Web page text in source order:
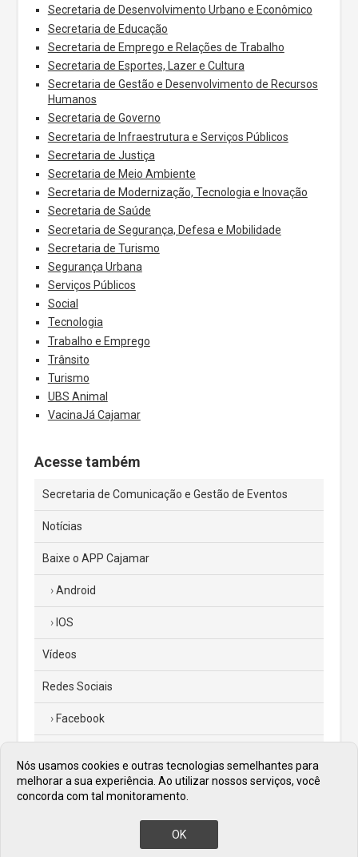
Secretaria de Desenvolvimento Urbano e Econômico
Secretaria de Educação
Secretaria de Emprego e Relações de Trabalho
Secretaria de Esportes, Lazer e Cultura
Secretaria de Gestão e Desenvolvimento de Recursos
Humanos
Secretaria de Governo
Secretaria de Infraestrutura e Serviços Públicos
Secretaria de Justiça
Secretaria de Meio Ambiente
Secretaria de Modernização, Tecnologia e Inovação
Secretaria de Saúde
Secretaria de Segurança, Defesa e Mobilidade
Secretaria de Turismo
Segurança Urbana
Serviços Públicos
Social
Tecnologia
Trabalho e Emprego
Trânsito
Turismo
UBS Animal
VacinaJá Cajamar
Acesse também
Secretaria de Comunicação e Gestão de Eventos
Notícias
Baixe o APP Cajamar
Android
IOS
Vídeos
Redes Sociais
Facebook
Twitter
Nós usamos cookies e outras tecnologias semelhantes para
melhorar a sua experiência. Ao utilizar nossos serviços, você
concorda com tal monitoramento.
OK